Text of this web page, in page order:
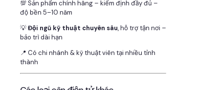
💯 Sản phẩm chính hãng – kiểm định đầy đủ –
độ bền 5–10 năm
💡Đội ngũ kỹ thuật chuyên sâu, hỗ trợ tận nơi –
bảo trì dài hạn
📍 Có chi nhánh & kỹ thuật viên tại nhiều tỉnh
thành